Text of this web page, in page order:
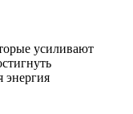
усиливают
энергия